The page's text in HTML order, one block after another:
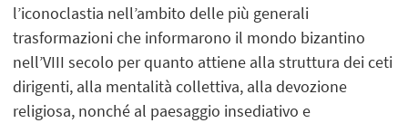
l’iconoclastia nell’ambito delle più generali
trasformazioni che informarono il mondo bizantino
nell’VIII secolo per quanto attiene alla struttura dei ceti
dirigenti, alla mentalità collettiva, alla devozione
religiosa, nonché al paesaggio insediativo e